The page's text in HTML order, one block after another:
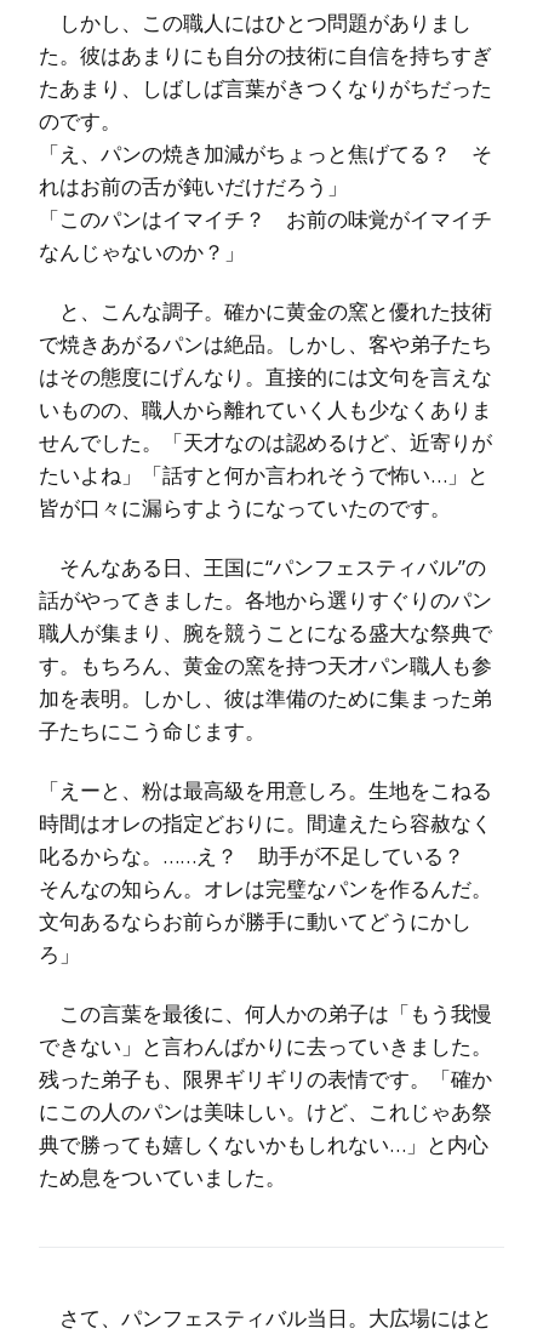
しかし、この職人にはひとつ問題がありまし
た。彼はあまりにも自分の技術に自信を持ちすぎ
たあまり、しばしば言葉がきつくなりがちだった
のです。
「え、パンの焼き加減がちょっと焦げてる？ そ
れはお前の舌が鈍いだけだろう」
「このパンはイマイチ？ お前の味覚がイマイチ
なんじゃないのか？」
と、こんな調子。確かに黄金の窯と優れた技術
で焼きあがるパンは絶品。しかし、客や弟子たち
はその態度にげんなり。直接的には文句を言えな
いものの、職人から離れていく人も少なくありま
せんでした。「天才なのは認めるけど、近寄りが
たいよね」「話すと何か言われそうで怖い…」と
皆が口々に漏らすようになっていたのです。
そんなある日、王国に“パンフェスティバル”の
話がやってきました。各地から選りすぐりのパン
職人が集まり、腕を競うことになる盛大な祭典で
す。もちろん、黄金の窯を持つ天才パン職人も参
加を表明。しかし、彼は準備のために集まった弟
子たちにこう命じます。
「えーと、粉は最高級を用意しろ。生地をこねる
時間はオレの指定どおりに。間違えたら容赦なく
叱るからな。……え？ 助手が不足している？
そんなの知らん。オレは完璧なパンを作るんだ。
文句あるならお前らが勝手に動いてどうにかし
ろ」
この言葉を最後に、何人かの弟子は「もう我慢
できない」と言わんばかりに去っていきました。
残った弟子も、限界ギリギリの表情です。「確か
にこの人のパンは美味しい。けど、これじゃあ祭
典で勝っても嬉しくないかもしれない…」と内心
ため息をついていました。
さて、パンフェスティバル当日。大広場にはと